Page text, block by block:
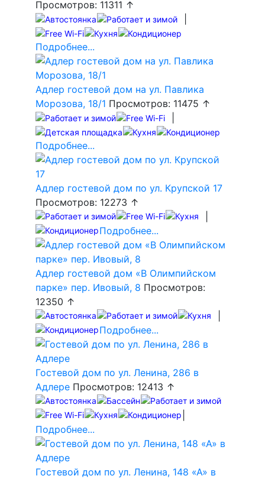
Просмотров: 11311 ↑
Подробнее...
Адлер гостевой дом на ул. Павлика
Морозова, 18/1 Просмотров: 11475 ↑
Подробнее...
Адлер гостевой дом по ул. Крупской 17
Просмотров: 12273 ↑
Подробнее...
Адлер гостевой дом «В Олимпийском
парке» пер. Ивовый, 8 Просмотров:
12350 ↑
Подробнее...
Гостевой дом по ул. Ленина, 286 в
Адлере Просмотров: 12413 ↑
Подробнее...
Гостевой дом по ул. Ленина, 148 «А» в